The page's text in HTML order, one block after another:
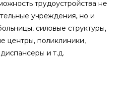
трудоустройства не
учреждения, но и
силовые структуры,
центры, поликлиники,
и т.д.